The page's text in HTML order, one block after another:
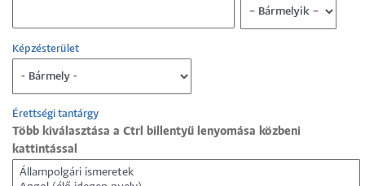
Képzésterület
Érettségi tantárgy
Több kiválasztása a Ctrl billentyű lenyomása közbeni
kattintással